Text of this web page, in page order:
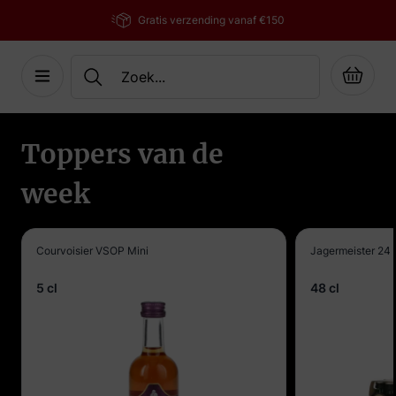
Gratis verzending vanaf €150
Cart
Toppers van de
week
Courvoisier VSOP Mini
5 cl
Jagermeister 24
48 cl